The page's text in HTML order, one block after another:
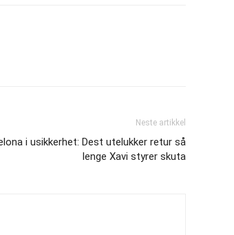
Neste artikkel
i usikkerhet: Dest utelukker retur så
lenge Xavi styrer skuta